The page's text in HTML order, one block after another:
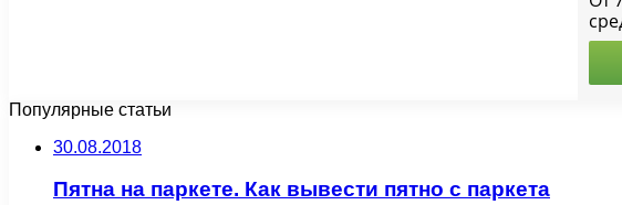
Популярные статьи
30.08.2018
Пятна на паркете. Как вывести пятно с паркета